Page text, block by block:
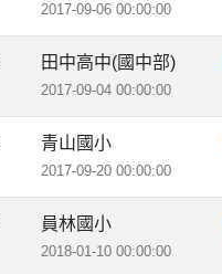
2017-09-06 00:00:00
田中高中(國中部)
2017-09-04 00:00:00
青山國小
2017-09-20 00:00:00
員林國小
2018-01-10 00:00:00